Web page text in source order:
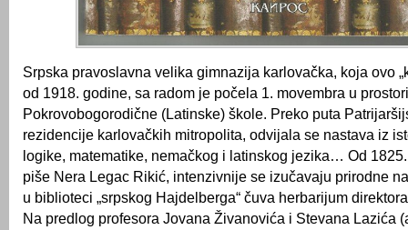
Srpska pravoslavna velika gimnazija karlovačka, koja ovo
od 1918. godine, sa radom je počela 1. movembra u
Pokrovobogorodične (Latinske) škole. Preko puta
rezidencije karlovačkih mitropolita, odvijala se nastava iz
logike, matematike, nemačkog i latinskog jezika… Od
piše Nera Legac Rikić, intenzivnije se izučavaju prirodne
u biblioteci „srpskog Hajdelberga“ čuva herbarijum
Na predlog profesora Jovana Živanovića i Stevana Lazića